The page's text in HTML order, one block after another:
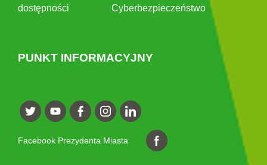
dostępności
Cyberbezpieczeństwo
PUNKT INFORMACYJNY
Facebook Prezydenta Miasta